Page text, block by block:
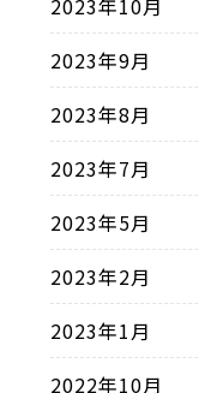
2023年9月
2023年8月
2023年7月
2023年5月
2023年2月
2023年1月
2022年10月